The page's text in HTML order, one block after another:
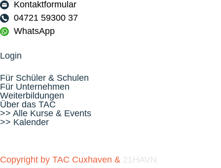
Kontaktformular
04721 59300 37
WhatsApp
Login
Für Schüler & Schulen
Für Unternehmen
Weiterbildungen
Über das TAC
>> Alle Kurse & Events
>> Kalender
Copyright by TAC Cuxhaven & 21HAVN